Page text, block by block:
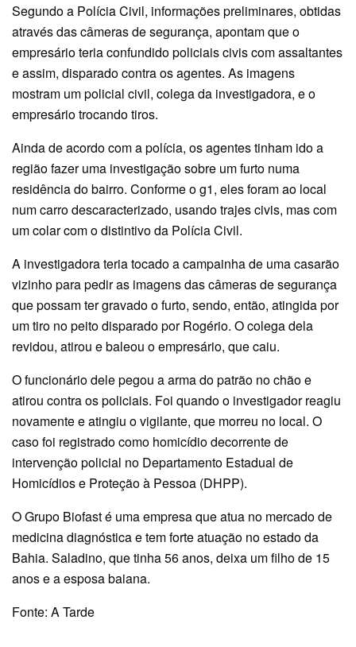
Segundo a Polícia Civil, informações preliminares, obtidas
através das câmeras de segurança, apontam que o
empresário teria confundido policiais civis com assaltantes
e assim, disparado contra os agentes. As imagens
mostram um policial civil, colega da investigadora, e o
empresário trocando tiros.
Ainda de acordo com a polícia, os agentes tinham ido a
região fazer uma investigação sobre um furto numa
residência do bairro. Conforme o g1, eles foram ao local
num carro descaracterizado, usando trajes civis, mas com
um colar com o distintivo da Polícia Civil.
A investigadora teria tocado a campainha de uma casarão
vizinho para pedir as imagens das câmeras de segurança
que possam ter gravado o furto, sendo, então, atingida por
um tiro no peito disparado por Rogério. O colega dela
revidou, atirou e baleou o empresário, que caiu.
O funcionário dele pegou a arma do patrão no chão e
atirou contra os policiais. Foi quando o investigador reagiu
novamente e atingiu o vigilante, que morreu no local. O
caso foi registrado como homicídio decorrente de
intervenção policial no Departamento Estadual de
Homicídios e Proteção à Pessoa (DHPP).
O Grupo Biofast é uma empresa que atua no mercado de
medicina diagnóstica e tem forte atuação no estado da
Bahia. Saladino, que tinha 56 anos, deixa um filho de 15
anos e a esposa baiana.
Fonte: A Tarde